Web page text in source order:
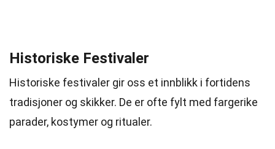
Historiske Festivaler
Historiske festivaler gir oss et innblikk i fortidens
tradisjoner og skikker. De er ofte fylt med fargerike
parader, kostymer og ritualer.